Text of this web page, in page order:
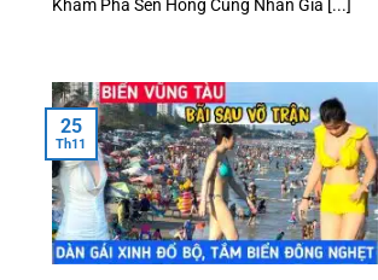
Khám Phá Sen Hồng Cùng Nhân Gia [...]
25
Th11